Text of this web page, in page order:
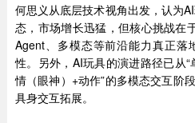
何思义从底层技术视角出发，认为
态，市场增长迅猛，但核心挑战在
Agent、多模态等前沿能力真正落
性。另外，AI玩具的演进路径已从
情（眼神）+动作”的多模态交互阶
具身交互拓展。